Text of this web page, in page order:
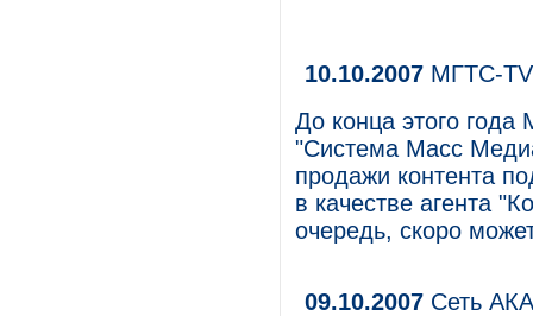
10.10.2007 МГТС-TV
До конца этого
"Система Масс
продажи контента
в качестве агента
очередь, скоро
09.10.2007 Сеть